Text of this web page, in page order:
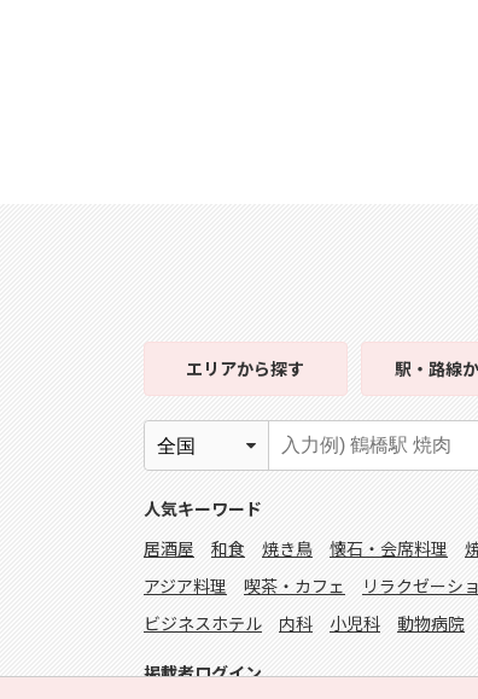
エリアから探す 駅・路線
人気キーワード
居酒屋
和食 焼き鳥 懐石・会席料理
アジア料理
喫茶・カフェ リラクゼーシ
ビジネスホテル
内科 小児科 動物病院
掲載者ログイン